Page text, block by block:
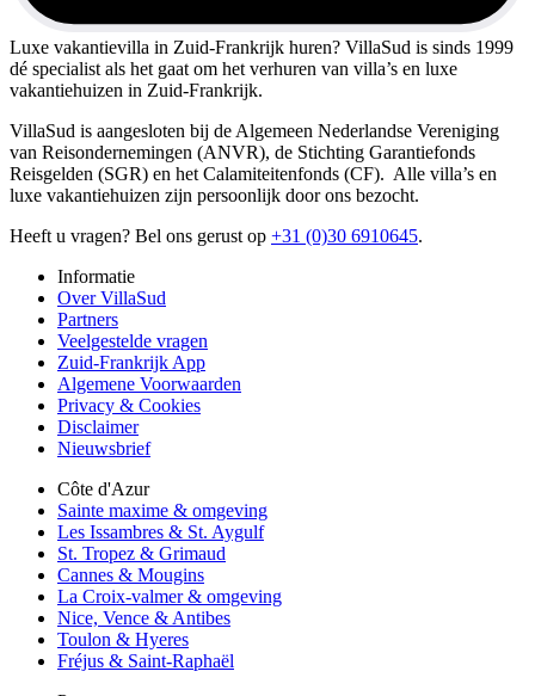
Luxe vakantievilla in Zuid-Frankrijk huren? VillaSud is sinds 1999
dé specialist als het gaat om het verhuren van villa’s en luxe
vakantiehuizen in Zuid-Frankrijk.
VillaSud is aangesloten bij de Algemeen Nederlandse Vereniging
van Reisondernemingen (ANVR), de Stichting Garantiefonds
Reisgelden (SGR) en het Calamiteitenfonds (CF). Alle villa’s en
luxe vakantiehuizen zijn persoonlijk door ons bezocht.
Heeft u vragen? Bel ons gerust op +31 (0)30 6910645.
Informatie
Over VillaSud
Partners
Veelgestelde vragen
Zuid-Frankrijk App
Algemene Voorwaarden
Privacy & Cookies
Disclaimer
Nieuwsbrief
Côte d'Azur
Sainte maxime & omgeving
Les Issambres & St. Aygulf
St. Tropez & Grimaud
Cannes & Mougins
La Croix-valmer & omgeving
Nice, Vence & Antibes
Toulon & Hyeres
Fréjus & Saint-Raphaël